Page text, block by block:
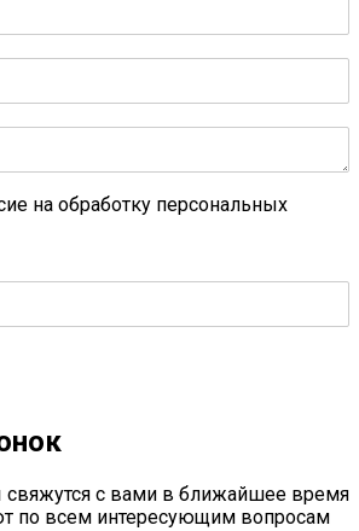
на обработку персональных
свяжутся с вами в ближайшее время
по всем интересующим вопросам